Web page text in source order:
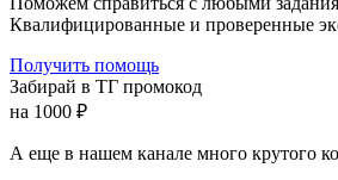
Квалифицированные и проверенные
Получить помощь
Забирай в ТГ промокод
на 1000 ₽
А еще в нашем канале много крутого